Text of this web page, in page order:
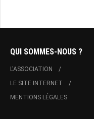
QUI SOMMES-NOUS ?
L'ASSOCIATION
LE SITE INTERNET
MENTIONS LÉGALES